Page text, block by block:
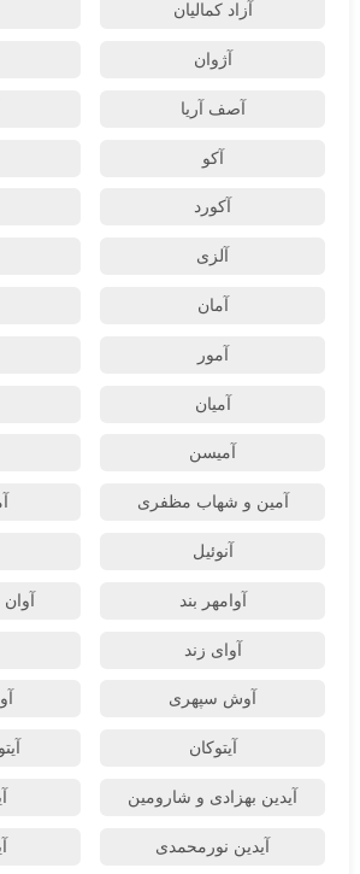
آزاد کمالیان
آژوان
آصف آریا
آکو
آکورد
آلزی
آمان
آمور
آمیان
آمیسن
آمین و شهاب مظفری
آنوئیل
آوامهر بند
آوای زند
آوش سپهری
آیتوکان
آیدین بهزادی و شارومین
آیدین نورمحمدی